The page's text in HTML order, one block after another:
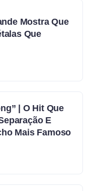
Mostra Que
Que
| O Hit Que
E
Mais Famoso